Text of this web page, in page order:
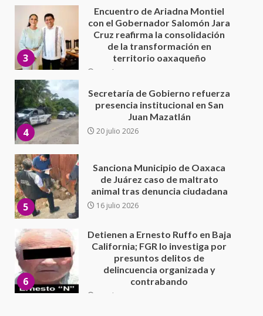
4
Secretaría de Gobierno refuerza
presencia institucional en San
Juan Mazatlán
20 julio 2026
5
Sanciona Municipio de Oaxaca
de Juárez caso de maltrato
animal tras denuncia ciudadana
16 julio 2026
6
California; FGR lo investiga por
presuntos delitos de
delincuencia organizada y
contrabando
7
Sin paso carretera Oaxaca-
Cuacnopalan
26 junio 2026